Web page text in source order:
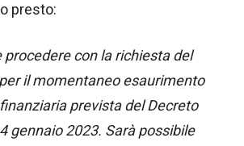
presto:
procedere con la richiesta del
il momentaneo esaurimento
prevista del Decreto
gennaio 2023. Sarà possibile